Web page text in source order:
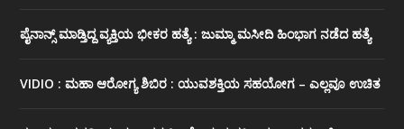
ಪೈನಾನ್ಸ್ ಮಾಡ್ತಿದ್ದ ವ್ಯಕ್ತಿಯ ಭೀಕರ‌ ಹತ್ಯೆ : ಜುಮ್ಮಾ ಮಸೀದಿ ಹಿಂಭಾಗ ನಡೆದ ಹತ್ಯೆ
VIDIO : ಮಹಾ ಆರೋಗ್ಯ ಶಿಬಿರ : ಯುವಶಕ್ತಿಯ ಸಹಯೋಗ – ಎಲ್ಲವೂ ಉಚಿತ